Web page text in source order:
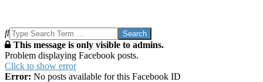
Search
This message is only visible to admins.
Problem displaying Facebook posts.
Click to show error
Error: No posts available for this Facebook ID